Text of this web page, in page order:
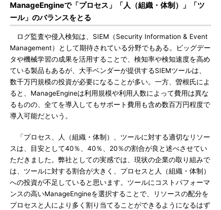
ManageEngineで「プロセス」「人（組織・体制）」「ツ
ール」のバランスをとる
ログ監査や侵入検知は、SIEM（Security Information & Event
Management）として期待されている分野でもある。ビッグデー
タや機械学習の成果を活用することで、検知率や検知速度を高め
ている製品もあるが、大手ベンダーが提供するSIEMツールは、
数千万円規模の投資が必要になることが多い。一方、曽根氏によ
ると、ManageEngineは利用規模や利用人数によって費用は異な
るものの、全てを導入してもサポート費用も含め数百万円程度で
導入可能だという。
「プロセス、人（組織・体制）、ツールに対する適切なリソー
スは、目安として40％、40％、20％の割合が良と述べさせてい
ただきました。弊社としての実感では、現状の企業の取り組みで
は、ツールに対する割合が大きく、プロセスと人（組織・体制）
への投資が不足していると思います。ツールにコストパフォーマ
ンスの高いManageEngineを選択することで、リソースの配分を
プロセスと人により多く割り当てることができるようになるはず